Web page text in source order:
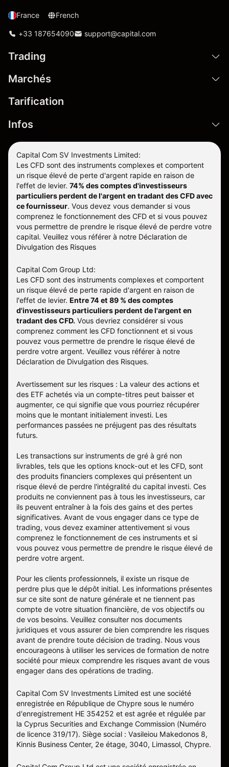
France French
+33 187654090 support@capital.com
Trading
Marchés
Tarification
Infos
Capital Com SV Investments Limited:
Les CFD sont des instruments complexes et comportent
un risque élevé de perte d'argent rapide en raison de
l'effet de levier. 74% des comptes d'investisseurs
particuliers perdent de l'argent en tradant des CFD avec
ce fournisseur. Vous devez vous demander si vous
comprenez le fonctionnement des CFD et si vous pouvez
vous permettre de prendre le risque élevé de perdre votre
capital. Veuillez vous référer à notre Déclaration de
Divulgation des Risques
Capital Com Group Ltd:
Les CFD sont des instruments complexes et comportent
un risque élevé de perte rapide d'argent en raison de
l'effet de levier. Entre 74 et 89 % des comptes
d'investisseurs particuliers perdent de l'argent en
tradant des CFD. Vous devriez considérer si vous
comprenez comment les CFD fonctionnent et si vous
pouvez vous permettre de prendre le risque élevé de
perdre votre argent. Veuillez vous référer à notre
Déclaration de Divulgation des Risques.
Avertissement sur les risques : La valeur des actions et
des ETF achetés via un compte-titres peut baisser et
augmenter, ce qui signifie que vous pourriez récupérer
moins que le montant initialement investi. Les
performances passées ne préjugent pas des résultats
futurs.
Les transactions sur instruments de gré à gré non
livrables, tels que les options knock-out et les CFD, sont
des produits financiers complexes qui présentent un
risque élevé de perdre l'intégralité du capital investi. Ces
produits ne conviennent pas à tous les investisseurs, car
ils peuvent entraîner à la fois des gains et des pertes
significatives. Avant de vous engager dans ce type de
trading, vous devez examiner attentivement si vous
comprenez le fonctionnement de ces instruments et si
vous pouvez vous permettre de prendre le risque élevé de
perdre votre argent.
Pour les clients professionnels, il existe un risque de
perdre plus que le dépôt initial. Les informations présentes
sur ce site sont de nature générale et ne tiennent pas
compte de votre situation financière, de vos objectifs ou
de vos besoins. Veuillez consulter nos documents
juridiques et vous assurer de bien comprendre les risques
avant de prendre toute décision de trading. Nous vous
encourageons à utiliser les services de formation de notre
société pour mieux comprendre les risques avant de vous
engager dans des opérations de trading.
Capital Com SV Investments Limited est une société
enregistrée en République de Chypre sous le numéro
d'enregistrement HE 354252 et est agrée et régulée par
la Cyprus Securities and Exchange Commission (Numéro
de licence 319/17). Siège social : Vasileiou Makedonos 8,
Kinnis Business Center, 2e étage, 3040, Limassol, Chypre.